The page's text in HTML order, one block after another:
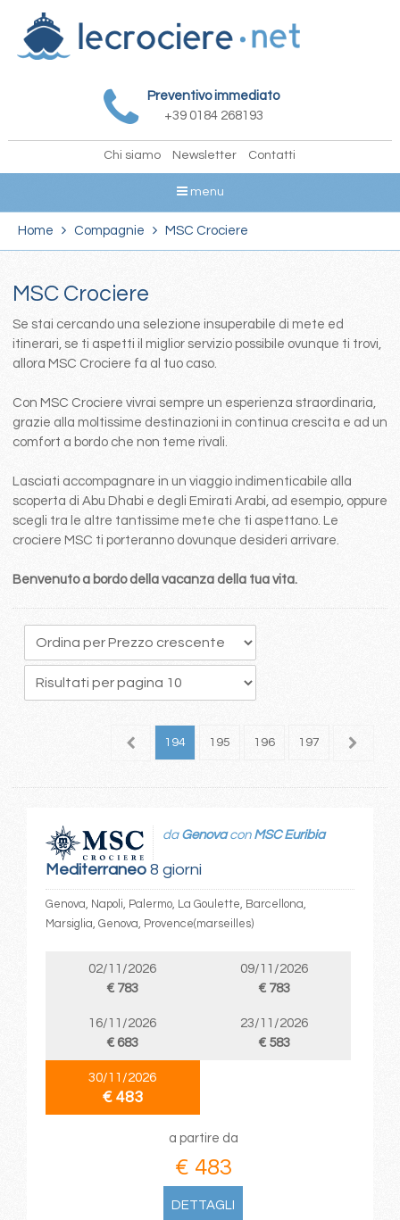
Preventivo immediato
+39 0184 268193
Chi siamo Newsletter Contatti
menu
Home Compagnie MSC Crociere
MSC Crociere
Se stai cercando una selezione insuperabile di mete ed
itinerari, se ti aspetti il miglior servizio possibile ovunque ti trovi,
allora MSC Crociere fa al tuo caso.
Con MSC Crociere vivrai sempre un esperienza straordinaria,
grazie alla moltissime destinazioni in continua crescita e ad un
comfort a bordo che non teme rivali.
Lasciati accompagnare in un viaggio indimenticabile alla
scoperta di Abu Dhabi e degli Emirati Arabi, ad esempio, oppure
scegli tra le altre tantissime mete che ti aspettano. Le
crociere MSC ti porteranno dovunque desideri arrivare.
Benvenuto a bordo della vacanza della tua vita.
193 194 195 196 197 198
Mediterraneo8 giorni
da Genovacon MSC Euribia
Genova, Napoli, Palermo, La Goulette, Barcellona,
Marsiglia, Genova, Provence(marseilles)
02/11/2026
€ 783
09/11/2026
€ 783
16/11/2026
€ 683
23/11/2026
€ 583
30/11/2026
€ 483
a partire da
€ 483
DETTAGLI